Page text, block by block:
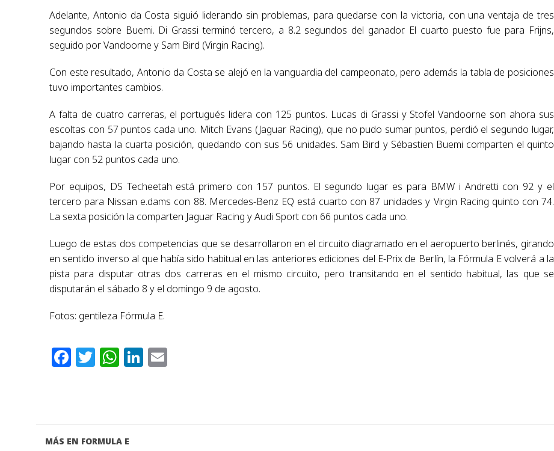
Adelante, Antonio da Costa siguió liderando sin problemas, para quedarse con la victoria, con una ventaja de tres
segundos sobre Buemi. Di Grassi terminó tercero, a 8.2 segundos del ganador. El cuarto puesto fue para Frijns,
seguido por Vandoorne y Sam Bird (Virgin Racing).
Con este resultado, Antonio da Costa se alejó en la vanguardia del campeonato, pero además la tabla de posiciones
tuvo importantes cambios.
A falta de cuatro carreras, el portugués lidera con 125 puntos. Lucas di Grassi y Stofel Vandoorne son ahora sus
escoltas con 57 puntos cada uno. Mitch Evans (Jaguar Racing), que no pudo sumar puntos, perdió el segundo lugar,
bajando hasta la cuarta posición, quedando con sus 56 unidades. Sam Bird y Sébastien Buemi comparten el quinto
lugar con 52 puntos cada uno.
Por equipos, DS Techeetah está primero con 157 puntos. El segundo lugar es para BMW i Andretti con 92 y el
tercero para Nissan e.dams con 88. Mercedes-Benz EQ está cuarto con 87 unidades y Virgin Racing quinto con 74.
La sexta posición la comparten Jaguar Racing y Audi Sport con 66 puntos cada uno.
Luego de estas dos competencias que se desarrollaron en el circuito diagramado en el aeropuerto berlinés, girando
en sentido inverso al que había sido habitual en las anteriores ediciones del E-Prix de Berlín, la Fórmula E volverá a la
pista para disputar otras dos carreras en el mismo circuito, pero transitando en el sentido habitual, las que se
disputarán el sábado 8 y el domingo 9 de agosto.
Fotos: gentileza Fórmula E.
Facebook
Twitter
WhatsApp
LinkedIn
MÁS EN FORMULA E